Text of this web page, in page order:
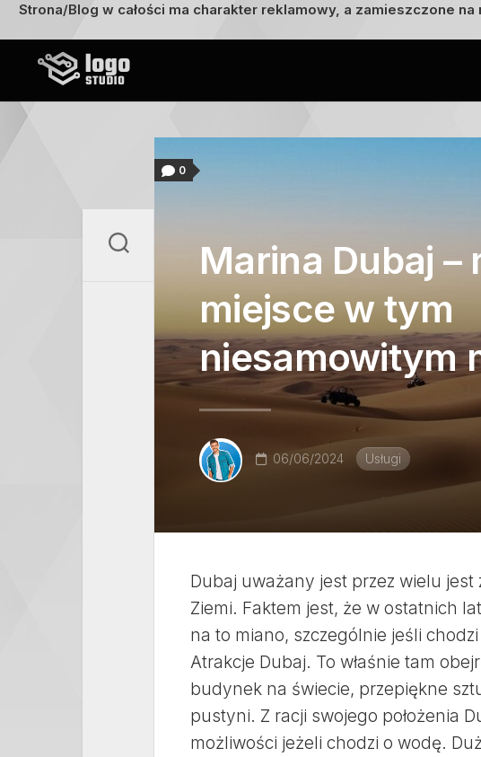
Strona/Blog w całości ma charakter reklamowy, a zamieszczone
0
Marina Dubaj –
miejsce w tym
niesamowitym
06/06/2024 Usługi
Dubaj uważany jest przez wielu
Ziemi. Faktem jest, że w ostatnich
na to miano, szczególnie jeśli
Atrakcje Dubaj. To właśnie tam
budynek na świecie, przepiękne
pustyni. Z racji swojego położenia
możliwości jeżeli chodzi o wodę.